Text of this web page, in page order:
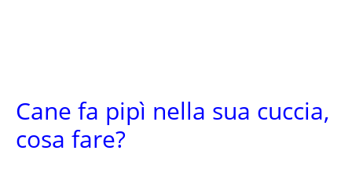
Cane fa pipì nella sua cuccia,
cosa fare?